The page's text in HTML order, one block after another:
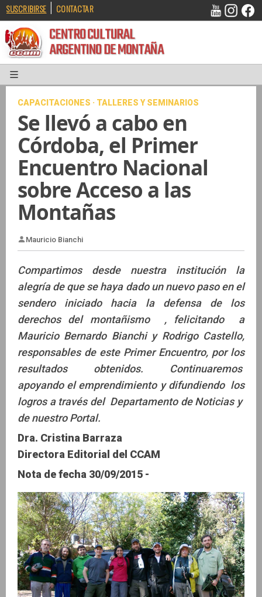
SUSCRIBIRSE | CONTACTAR
CENTRO CULTURAL
ARGENTINO DE MONTAÑA
CAPACITACIONES · TALLERES Y SEMINARIOS
Se llevó a cabo en
Córdoba, el Primer
Encuentro Nacional
sobre Acceso a las
Montañas
Mauricio Bianchi
Compartimos desde nuestra institución la
alegría de que se haya dado un nuevo paso en el
sendero iniciado hacia la defensa de los
derechos del montañismo , felicitando a
Mauricio Bernardo Bianchi y Rodrigo Castello,
responsables de este Primer Encuentro, por los
resultados obtenidos. Continuaremos
apoyando el emprendimiento y difundiendo los
logros a través del Departamento de Noticias y
de nuestro Portal.
Dra. Cristina Barraza
Directora Editorial del CCAM
Nota de fecha 30/09/2015 -